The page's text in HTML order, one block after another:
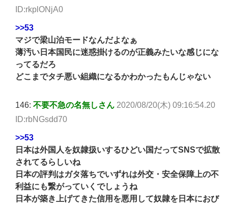
ID:rkplONjA0
>>53
マジで梁山泊モードなんだよなぁ
薄汚い日本国民に迷惑掛けるのが正義みたいな感じにな
ってるだろ
どこまでタチ悪い組織になるかわかったもんじゃない
146: 不要不急の名無しさん 2020/08/20(木) 09:16:54.20
ID:rbNGsdd70
>>53
日本は外国人を奴隷扱いするひどい国だってSNSで拡散
されてるらしいね
日本の評判はガタ落ちでいずれは外交・安全保障上の不
利益にも繋がっていくでしょうね
日本が築き上げてきた信用を悪用して奴隷を日本におび